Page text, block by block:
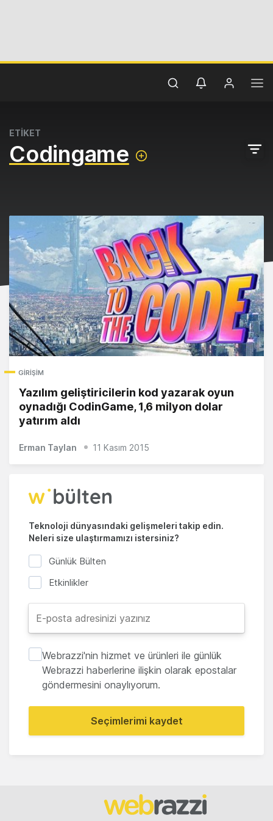
ETİKET
Codingame
GIRIŞIM
Yazılım geliştiricilerin kod yazarak oyun
oynadığı CodinGame, 1,6 milyon dolar
yatırım aldı
Erman Taylan 11 Kasım 2015
Teknoloji dünyasındaki gelişmeleri takip edin.
Neleri size ulaştırmamızı istersiniz?
Günlük Bülten
Etkinlikler
Webrazzi'nin hizmet ve ürünleri ile günlük
Webrazzi haberlerine ilişkin olarak epostalar
göndermesini onaylıyorum.
Seçimlerimi kaydet